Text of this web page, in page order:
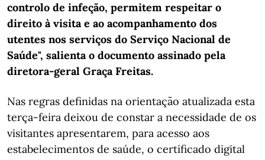
controlo de infeção, permitem respeitar o
direito à visita e ao acompanhamento dos
utentes nos serviços do Serviço Nacional de
Saúde", salienta o documento assinado pela
diretora-geral Graça Freitas.
Nas regras definidas na orientação atualizada esta
terça-feira deixou de constar a necessidade de os
visitantes apresentarem, para acesso aos
estabelecimentos de saúde, o certificado digital